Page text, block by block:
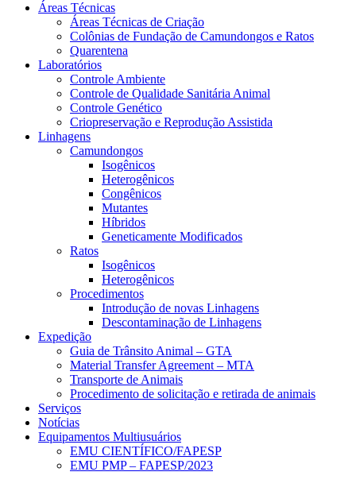
Áreas Técnicas
Áreas Técnicas de Criação
Colônias de Fundação de Camundongos e Ratos
Quarentena
Laboratórios
Controle Ambiente
Controle de Qualidade Sanitária Animal
Controle Genético
Criopreservação e Reprodução Assistida
Linhagens
Camundongos
Isogênicos
Heterogênicos
Congênicos
Mutantes
Híbridos
Geneticamente Modificados
Ratos
Isogênicos
Heterogênicos
Procedimentos
Introdução de novas Linhagens
Descontaminação de Linhagens
Expedição
Guia de Trânsito Animal – GTA
Material Transfer Agreement – MTA
Transporte de Animais
Procedimento de solicitação e retirada de animais
Serviços
Notícias
Equipamentos Multiusuários
EMU CIENTÍFICO/FAPESP
EMU PMP – FAPESP/2023